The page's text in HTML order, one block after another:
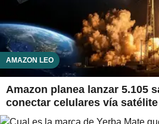
AMAZON LEO
Amazon planea lanzar 5.105
conectar celulares vía